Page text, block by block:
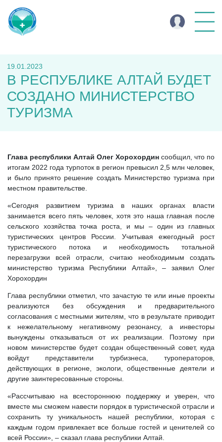
19.01.2023
В РЕСПУБЛИКЕ АЛТАЙ БУДЕТ
СОЗДАНО МИНИСТЕРСТВО
ТУРИЗМА
Глава республики Алтай Олег Хорохордин сообщил, что по
итогам 2022 года турпоток в регион превысил 2,5 млн человек,
и было принято решение создать Министерство туризма при
местном правительстве.
«Сегодня развитием туризма в наших органах власти
занимается всего пять человек, хотя это наша главная после
сельского хозяйства точка роста, и мы – один из главных
туристических центров России. Учитывая ежегодный рост
туристического потока и необходимость тотальной
перезагрузки всей отрасли, считаю необходимым создать
министерство туризма Республики Алтай», – заявил Олег
Хорохордин
Глава республики отметил, что зачастую те или иные проекты
реализуются без обсуждения и предварительного
согласования с местными жителям, что в результате приводит
к нежелательному негативному резонансу, а инвесторы
вынуждены отказываться от их реализации. Поэтому при
новом министерстве будет создан общественный совет, куда
войдут представители турбизнеса, туроператоров,
действующих в регионе, экологи, общественные деятели и
другие заинтересованные стороны.
«Рассчитываю на всестороннюю поддержку и уверен, что
вместе мы сможем навести порядок в туристической отрасли и
сохранить ту уникальность нашей республики, которая с
каждым годом привлекает все больше гостей и ценителей со
всей России», – сказал глава республики Алтай.